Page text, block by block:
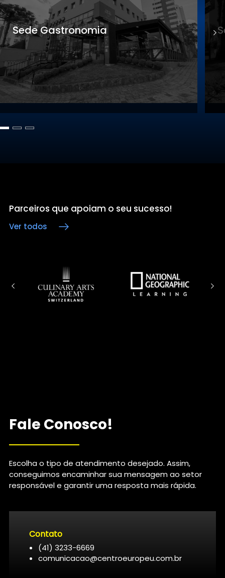
Sede Gastronomia
Parceiros que apoiam o seu sucesso!
Ver todos
Fale Conosco!
Escolha o tipo de atendimento desejado. Assim,
conseguimos encaminhar sua mensagem ao setor
responsável e garantir uma resposta mais rápida.
Contato
(41) 3233-6669
comunicacao@centroeuropeu.com.br